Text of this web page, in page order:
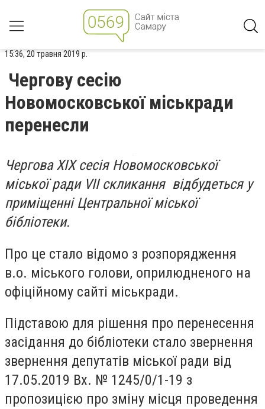
15:36, 20 травня 2019 р.
Чергову сесію
Новомосковської міськради
перенесли
Чергова XІХ сесія Новомосковської
міської ради VІІ скликання відбудеться у
приміщенні Центральної міської
бібліотеки.
Про це стало відомо з розпорядження
в.о. міського голови, оприлюдненого на
офіційному сайті міськради.
Підставою для рішення про перенесення
засідання до бібліотеки стало звернення
звернення депутатів міської ради від
17.05.2019 Вх. № 1245/0/1-19 з
пропозицією про зміну місця проведення